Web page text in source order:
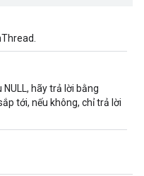
NULL, hãy trả lời bằng
tới, nếu không, chỉ trả lời